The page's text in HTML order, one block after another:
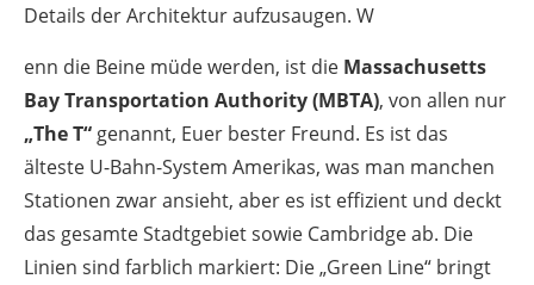
Details der Architektur aufzusaugen. W
enn die Beine müde werden, ist die Massachusetts
Bay Transportation Authority (MBTA), von allen nur
„The T“ genannt, Euer bester Freund. Es ist das
älteste U-Bahn-System Amerikas, was man manchen
Stationen zwar ansieht, aber es ist effizient und deckt
das gesamte Stadtgebiet sowie Cambridge ab. Die
Linien sind farblich markiert: Die „Green Line“ bringt